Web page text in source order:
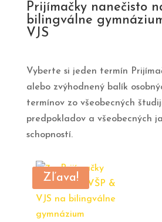
Prijímačky nanečisto
bilingválne
VJS
Vyberte si jeden termín
alebo zvýhodnený balík
termínov zo všeobecných
predpokladov a všeobecných
schopností.
Zľava!